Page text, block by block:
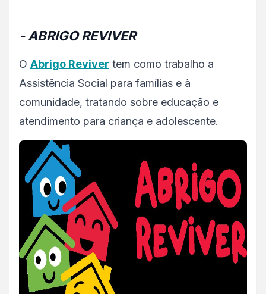
- ABRIGO REVIVER
O Abrigo Reviver tem como trabalho a
Assistência Social para famílias e à
comunidade, tratando sobre educação e
atendimento para criança e adolescente.